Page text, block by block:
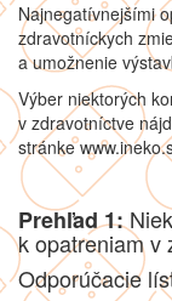
Najnegatívnejšími
zdravotníckych
a umožnenie
Výber niektorých
v zdravotníctve
stránke
Prehľad 1:
k opatreniam v
Odporúčacie